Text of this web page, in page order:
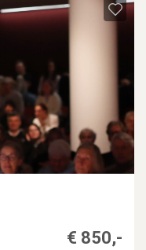
€ 850,-